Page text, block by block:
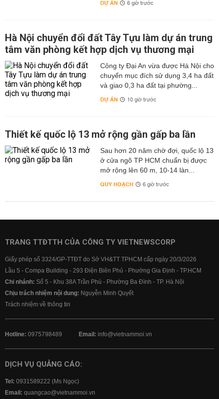
DỰ ÁN 6 giờ trước
Hà Nội chuyển đổi đất Tây Tựu làm dự án trung
tâm văn phòng kết hợp dịch vụ thương mại
Công ty Đại An vừa được Hà Nội cho
chuyển mục đích sử dụng 3,4 ha đất
và giao 0,3 ha đất tại phường...
DỰ ÁN 10 giờ trước
Thiết kế quốc lộ 13 mở rộng gần gấp ba lần
Sau hơn 20 năm chờ đợi, quốc lộ 13
ở cửa ngõ TP HCM chuẩn bị được
mở rộng lên 60 m, 10-14 làn...
QUY HOẠCH 6 giờ trước
TRANG TTĐTTH CỦA CÔNG TY VIETNEWSCORP
Giấy phép số 3324/GP-TTĐT do Sở VH&TT TPHCM cấp ngày 20/3/2026
Lầu 5 - Compa Building - 293 Điện Biên Phủ - Phường Gia Định - TP.HCM
Chi nhánh: Số 5 - Khu 38A Trần Phú - Phường Ba Đình - TP. Hà Nội
Chịu trách nhiệm nội dung: Nguyễn Minh Quyết
Trách nhiệm về thông tin
Hotline: 0975798489 Email: info@vietnammoi.vn
DỊCH VỤ QUẢNG CÁO:
Tel: 0931589222 (Ms Ngọc)
Email: quangcao@vietnammoi.vn